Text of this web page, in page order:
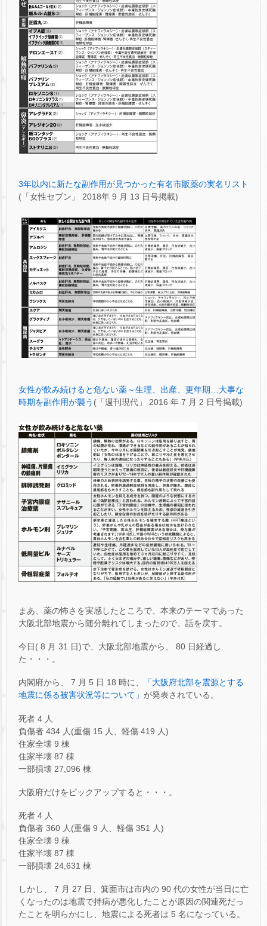
3年以内に新たな副作用が見つかった有名市販薬の実名リスト
(「女性セブン」 2018年 9 月 13 日号掲載)
女性が飲み続けると危ない薬～生理、出産、更年期…大事な
時期を副作用が襲う (「週刊現代」 2016 年 7 月 2 日号掲載)
まあ、薬の怖さを実感したところで、本来のテーマであった
大阪北部地震から随分離れてしまったので、話を戻す。
今日( 8 月 31 日)で、大阪北部地震から、 80 日経過し
た・・・。
内閣府から、 7 月 5 日 18 時に、
「大阪府北部を震源とする
地震に係る被害状況等について」 が発表されている。
死者 4 人
負傷者 434 人(重傷 15 人、軽傷 419 人)
住家全壊 9 棟
住家半壊 87 棟
一部損壊 27,096 棟
大阪府だけをピックアップすると・・・。
死者 4 人
負傷者 360 人(重傷 9 人、軽傷 351 人)
住家全壊 9 棟
住家半壊 87 棟
一部損壊 24,631 棟
しかし、 7 月 27 日、箕面市は市内の 90 代の女性が当日に亡
くなったのは地震で持病が悪化したことが原因の関連死だっ
たことを明らかにし、地震による死者は 5 名になっている。